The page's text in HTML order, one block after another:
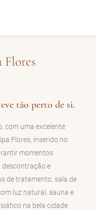
Flores
tão perto de si.
com uma excelente
Flores, inserido no
momentos
descontração e
de tratamento, sala de
luz natural, sauna e
na bela cidade